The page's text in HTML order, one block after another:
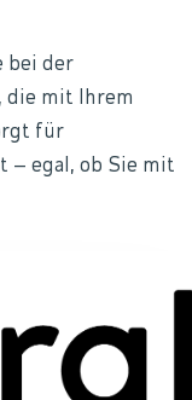
bei der
die mit Ihrem
für
– egal, ob Sie mit